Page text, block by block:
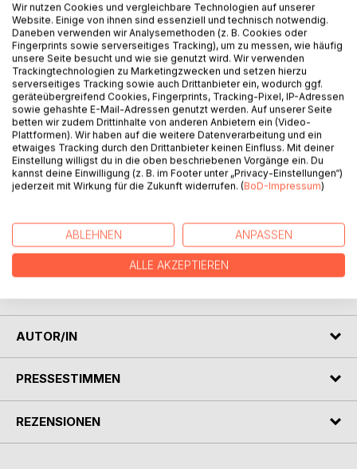
Auf die Merkliste
Titel bewerten
BESCHREIBUNG
Gold, dem alten Piraten, über die Weltmeere. Sie haben
eine Schatzkarte und müssen sich zum Schatz um den
Globus herum durchkämpfen.
Käpt'n Windpockes Neffe Leo ist zufällig an Bord, als das
AUTOR/IN
PRESSESTIMMEN
REZENSIONEN
Wir nutzen Cookies und vergleichbare Technologien auf unserer
Website. Einige von ihnen sind essenziell und technisch notwendig.
Daneben verwenden wir Analysemethoden (z. B. Cookies oder
Fingerprints sowie serverseitiges Tracking), um zu messen, wie häufig
unsere Seite besucht und wie sie genutzt wird. Wir verwenden
Trackingtechnologien zu Marketingzwecken und setzen hierzu
serverseitiges Tracking sowie auch Drittanbieter ein, wodurch ggf.
geräteübergreifend Cookies, Fingerprints, Tracking-Pixel, IP-Adressen
sowie gehashte E-Mail-Adressen genutzt werden. Auf unserer Seite
betten wir zudem Drittinhalte von anderen Anbietern ein (Video-
Plattformen). Wir haben auf die weitere Datenverarbeitung und ein
etwaiges Tracking durch den Drittanbieter keinen Einfluss. Mit deiner
Einstellung willigst du in die oben beschriebenen Vorgänge ein. Du
kannst deine Einwilligung (z. B. im Footer unter „Privacy-Einstellungen“)
jederzeit mit Wirkung für die Zukunft widerrufen. (BoD-Impressum)
ABLEHNEN ANPASSEN
ALLE AKZEPTIEREN